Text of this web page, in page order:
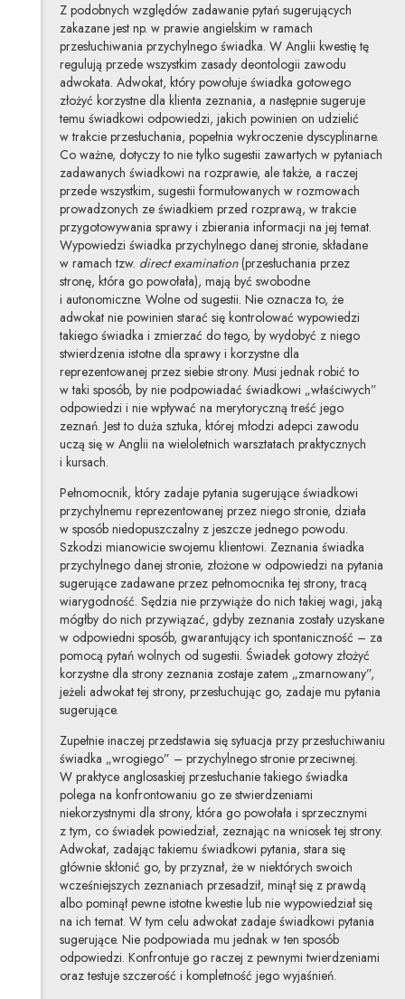
Z podobnych względów zadawanie pytań sugerujących
zakazane jest np. w prawie angielskim w ramach
przesłuchiwania przychylnego świadka. W Anglii kwestię tę
regulują przede wszystkim zasady deontologii zawodu
adwokata. Adwokat, który powołuje świadka gotowego
złożyć korzystne dla klienta zeznania, a następnie sugeruje
temu świadkowi odpowiedzi, jakich powinien on udzielić
w trakcie przesłuchania, popełnia wykroczenie dyscyplinarne.
Co ważne, dotyczy to nie tylko sugestii zawartych w pytaniach
zadawanych świadkowi na rozprawie, ale także, a raczej
przede wszystkim, sugestii formułowanych w rozmowach
prowadzonych ze świadkiem przed rozprawą, w trakcie
przygotowywania sprawy i zbierania informacji na jej temat.
Wypowiedzi świadka przychylnego danej stronie, składane
w ramach tzw. direct examination(przesłuchania przez
stronę, która go powołała), mają być swobodne
i autonomiczne. Wolne od sugestii. Nie oznacza to, że
adwokat nie powinien starać się kontrolować wypowiedzi
takiego świadka i zmierzać do tego, by wydobyć z niego
stwierdzenia istotne dla sprawy i korzystne dla
reprezentowanej przez siebie strony. Musi jednak robić to
w taki sposób, by nie podpowiadać świadkowi „właściwych”
odpowiedzi i nie wpływać na merytoryczną treść jego
zeznań. Jest to duża sztuka, której młodzi adepci zawodu
uczą się w Anglii na wieloletnich warsztatach praktycznych
i kursach.
Pełnomocnik, który zadaje pytania sugerujące świadkowi
przychylnemu reprezentowanej przez niego stronie, działa
w sposób niedopuszczalny z jeszcze jednego powodu.
Szkodzi mianowicie swojemu klientowi. Zeznania świadka
przychylnego danej stronie, złożone w odpowiedzi na pytania
sugerujące zadawane przez pełnomocnika tej strony, tracą
wiarygodność. Sędzia nie przywiąże do nich takiej wagi, jaką
mógłby do nich przywiązać, gdyby zeznania zostały uzyskane
w odpowiedni sposób, gwarantujący ich spontaniczność – za
pomocą pytań wolnych od sugestii. Świadek gotowy złożyć
korzystne dla strony zeznania zostaje zatem „zmarnowany”,
jeżeli adwokat tej strony, przesłuchując go, zadaje mu pytania
sugerujące.
Zupełnie inaczej przedstawia się sytuacja przy przesłuchiwaniu
świadka „wrogiego” – przychylnego stronie przeciwnej.
W praktyce anglosaskiej przesłuchanie takiego świadka
polega na konfrontowaniu go ze stwierdzeniami
niekorzystnymi dla strony, która go powołała i sprzecznymi
z tym, co świadek powiedział, zeznając na wniosek tej strony.
Adwokat, zadając takiemu świadkowi pytania, stara się
głównie skłonić go, by przyznał, że w niektórych swoich
wcześniejszych zeznaniach przesadził, minął się z prawdą
albo pominął pewne istotne kwestie lub nie wypowiedział się
na ich temat. W tym celu adwokat zadaje świadkowi pytania
sugerujące. Nie podpowiada mu jednak w ten sposób
odpowiedzi. Konfrontuje go raczej z pewnymi twierdzeniami
oraz testuje szczerość i kompletność jego wyjaśnień.